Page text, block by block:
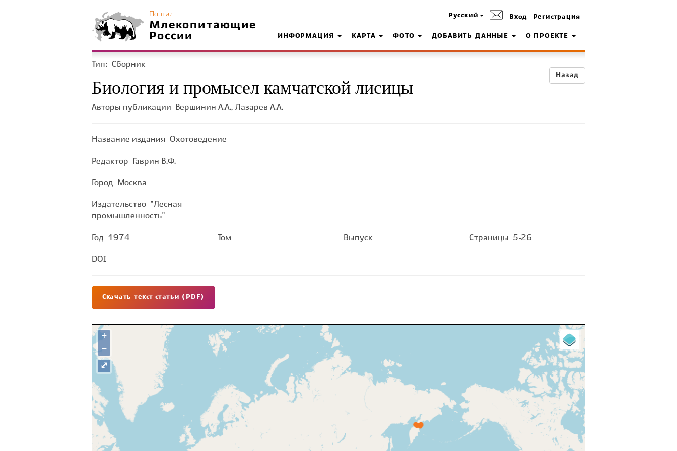
Портал
Млекопитающие
России
Русский Вход Регистрация
ИНФОРМАЦИЯ КАРТА ФОТО ДОБАВИТЬ ДАННЫЕ О ПРОЕКТЕ
Назад
Тип: Сборник
Биология и промысел камчатской лисицы
Авторы публикации Вершинин А.А., Лазарев А.А.
Название издания Охотоведение
Редактор Гаврин В.Ф.
Город Москва
Издательство "Лесная
промышленность"
Год 1974 Том Выпуск Страницы 5-26
DOI
Скачать текст статьи (PDF)
+
−
⤢